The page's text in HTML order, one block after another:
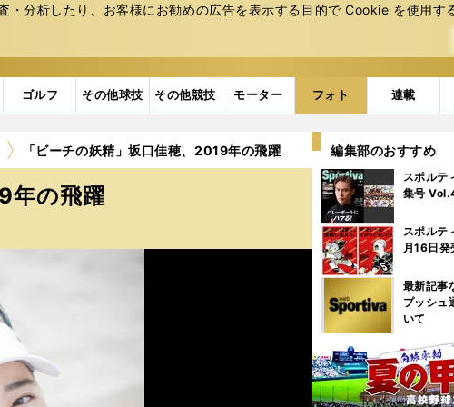
・分析したり、お客様にお勧めの広告を表⽰する⽬的で Cookie を使⽤す
ゴルフ その他球技 その他競技 モーター フォト 連載
「ビーチの妖精」坂口佳穂、2019年の飛躍
年の飛躍
編集部のおすすめ
スポル
集号
スポル
月16日発
最新記
プッシュ
いて